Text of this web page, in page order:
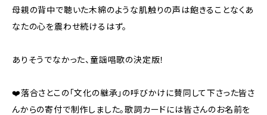
母親の背中で聴いた木綿のような肌触りの声は飽きることなくあ
なたの心を震わせ続けるはず。
ありそうでなかった、童謡唱歌の決定版！
❤️落合さとこの「文化の継承」の呼びかけに賛同して下さった皆さ
んからの寄付で制作しました。歌詞カードには皆さんのお名前を